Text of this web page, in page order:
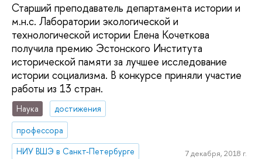
Старший преподаватель департамента истории и
м.н.с. Лаборатории экологической и
технологической истории Елена Кочеткова
получила премию Эстонского Института
исторической памяти за лучшее исследование
истории социализма. В конкурсе приняли участие
работы из 13 стран.
Наука
достижения
профессора
НИУ ВШЭ в Санкт-Петербурге
7 декабря, 2018 г.